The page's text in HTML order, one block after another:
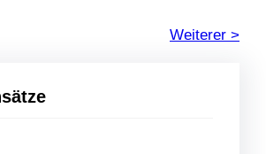
Weiterer >